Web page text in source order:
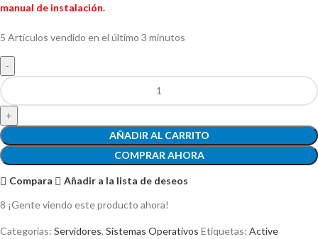
manual de instalación.
5 Artículos vendido en el último 3 minutos
AÑADIR AL CARRITO
COMPRAR AHORA
Compara
Añadir a la lista de deseos
8 ¡Gente viendo este producto ahora!
Categorías: Servidores, Sistemas Operativos Etiquetas: Active